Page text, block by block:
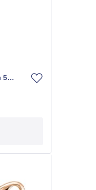
Шпилька з червоного золота 585°, арт. 360105